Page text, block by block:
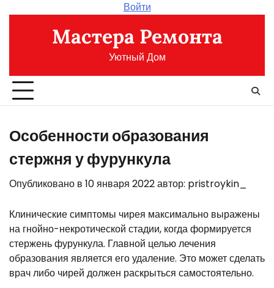
содержимому
Войти
Мастера Ремонта
Уютный Дом
Особенности образования
стержня у фурункула
Опубликовано в 10 января 2022автор: pristroykin_
Клинические симптомы чирея максимально выражены
на гнойно-некротической стадии, когда формируется
стержень фурункула. Главной целью лечения
образования является его удаление. Это может сделать
врач либо чирей должен раскрыться самостоятельно.